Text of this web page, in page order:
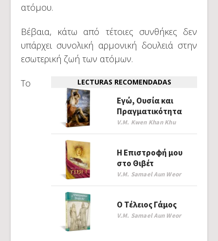
ατόμου.
Βέβαια, κάτω από τέτοιες συνθήκες δεν
υπάρχει συνολική αρμονική δουλειά στην
εσωτερική ζωή των ατόμων.
LECTURAS RECOMENDADAS
Εγώ, Ουσία και
Πραγματικότητα
V.M. Kwen Khan Khu
Η Επιστροφή μου
στο Θιβέτ
V.M. Samael Aun Weor
Ο Τέλειος Γάμος
V.M. Samael Aun Weor
Το